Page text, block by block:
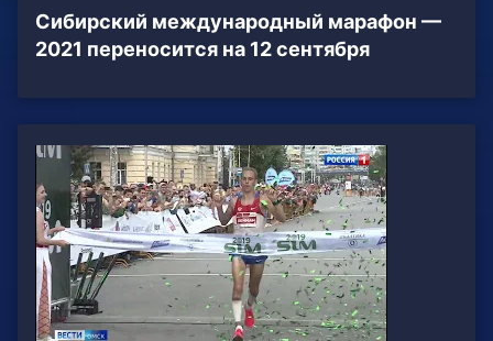
Сибирский международный марафон —
2021 переносится на 12 сентября